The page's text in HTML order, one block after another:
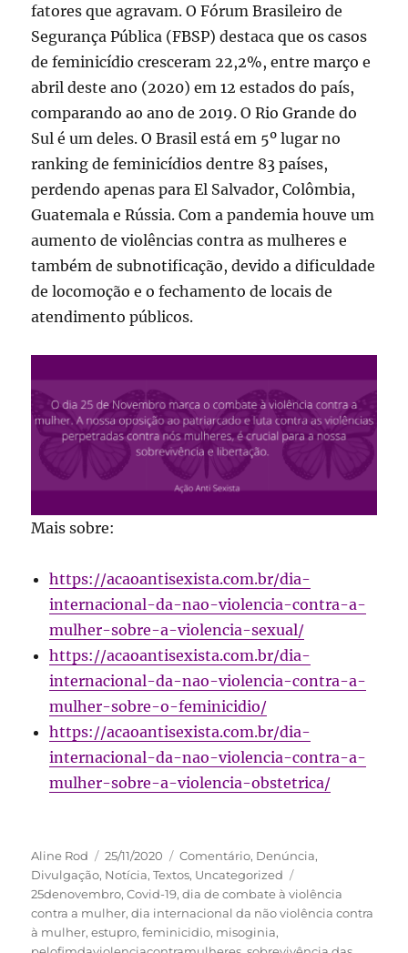
fatores que agravam. O Fórum Brasileiro de
Segurança Pública (FBSP) destaca que os casos
de feminicídio cresceram 22,2%, entre março e
abril deste ano (2020) em 12 estados do país,
comparando ao ano de 2019. O Rio Grande do
Sul é um deles. O Brasil está em 5º lugar no
ranking de feminicídios dentre 83 países,
perdendo apenas para El Salvador, Colômbia,
Guatemala e Rússia. Com a pandemia houve um
aumento de violências contra as mulheres e
também de subnotificação, devido a dificuldade
de locomoção e o fechamento de locais de
atendimento públicos.
Mais sobre:
https://acaoantisexista.com.br/dia-
internacional-da-nao-violencia-contra-a-
mulher-sobre-a-violencia-sexual/
https://acaoantisexista.com.br/dia-
internacional-da-nao-violencia-contra-a-
mulher-sobre-o-feminicidio/
https://acaoantisexista.com.br/dia-
internacional-da-nao-violencia-contra-a-
mulher-sobre-a-violencia-obstetrica/
Autor
Aline Rod
Publicado
em
25/11/2020 Categorias
Comentário, Denúncia,
Divulgação, Notícia,Textos, Uncategorized
25denovembro,Covid-19,dia de combate à violência
contra a mulher,dia internacional da não violência contra
à mulher,estupro,feminicidio, misoginia,